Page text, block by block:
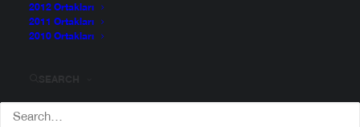
2012 Ortakları
2011 Ortakları
2010 Ortakları